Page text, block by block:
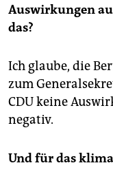
Auswirkungen
das?
Ich glaube, die
zum
CDU keine
negativ.
Und für das